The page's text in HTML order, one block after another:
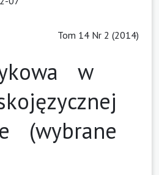
Tom 14 Nr 2 (2014)
w
(wybrane